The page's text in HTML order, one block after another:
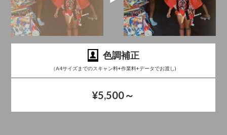
色調補正
（A4サイズまでのスキャン料+作業料+データでお渡し)
¥5,500～